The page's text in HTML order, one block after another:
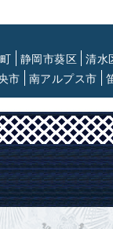
静岡市葵区
清水
市 南アルプス市